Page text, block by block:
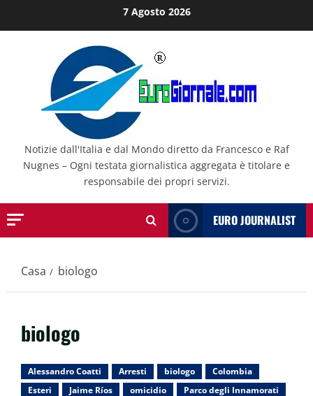
al
7 Agosto 2026
Notizie dall'Italia e dal Mondo diretto da Francesco e Raf
Nugnes – Ogni testata giornalistica aggregata è titolare e
responsabile dei propri servizi.
EURO JOURNALIST
Casa biologo
biologo
Alessandro Coatti Arresti biologo
Colombia
Esteri
Jaime Ríos omicidio
Parco degli Innamorati